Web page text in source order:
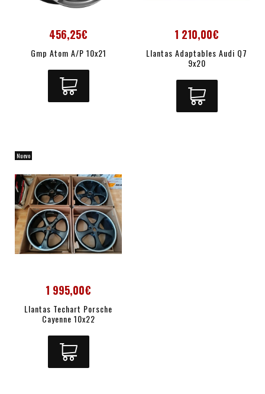
456,25€
Gmp Atom A/P 10x21
1 210,00€
Llantas Adaptables Audi Q7
9x20
Nuevo
1 995,00€
Llantas Techart Porsche
Cayenne 10x22